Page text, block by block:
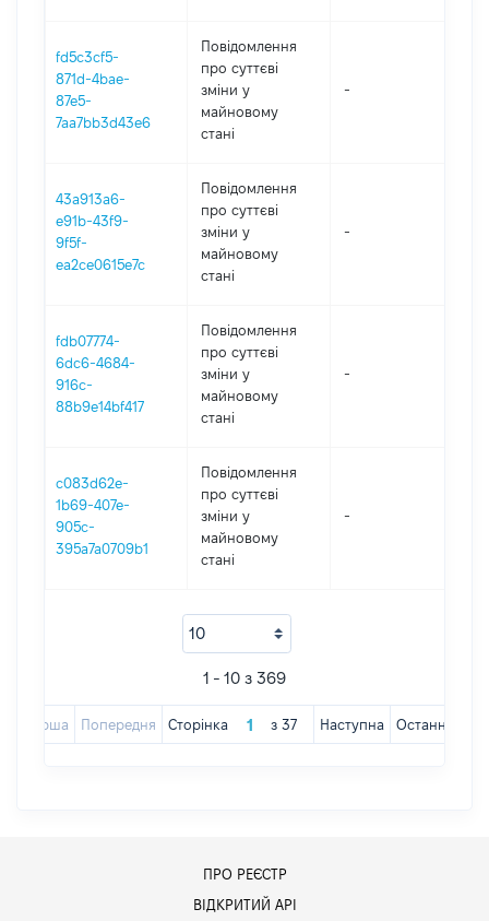
fd5c3cf5-
871d-4bae-
87e5-
7aa7bb3d43e6
Повідомлення
про суттєві
зміни y
майновому
стані
-
43a913a6-
e91b-43f9-
9f5f-
ea2ce0615e7c
Повідомлення
про суттєві
зміни y
майновому
стані
-
fdb07774-
6dc6-4684-
916c-
88b9e14bf417
Повідомлення
про суттєві
зміни y
майновому
стані
-
c083d62e-
1b69-407e-
905c-
395a7a0709b1
Повідомлення
про суттєві
зміни y
майновому
стані
-
1 - 10 з 369
Перша Попередня Сторінка з 37 Наступна Остання
ПРО РЕЄСТР
ВІДКРИТИЙ АРІ